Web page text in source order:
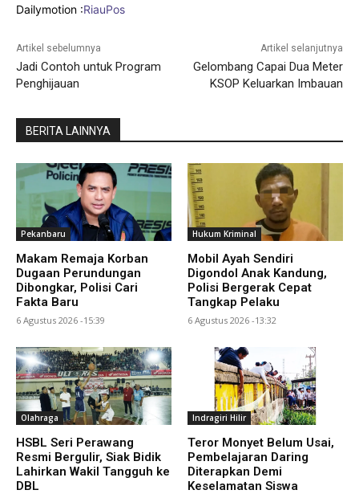
Dailymotion :RiauPos
Artikel sebelumnya
Jadi Contoh untuk Program
Penghijauan
Artikel selanjutnya
Gelombang Capai Dua Meter
KSOP Keluarkan Imbauan
BERITA LAINNYA
Pekanbaru
Makam Remaja Korban
Dugaan Perundungan
Dibongkar, Polisi Cari
Fakta Baru
6 Agustus 2026 -15:39
Hukum Kriminal
Mobil Ayah Sendiri
Digondol Anak Kandung,
Polisi Bergerak Cepat
Tangkap Pelaku
6 Agustus 2026 -13:32
Olahraga
HSBL Seri Perawang
Resmi Bergulir, Siak Bidik
Lahirkan Wakil Tangguh ke
DBL
Indragiri Hilir
Teror Monyet Belum Usai,
Pembelajaran Daring
Diterapkan Demi
Keselamatan Siswa